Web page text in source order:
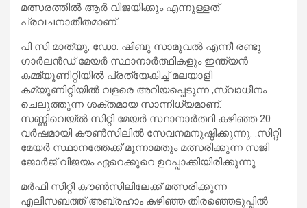
മത്സരത്തിൽ ആർ വിജയിക്കും എന്നുള്ളത്
പ്രവചനാതീതമാണ്.
പി സി മാത്യു, ഡോ. ഷിബു സാമുവൽ എന്നീ രണ്ടു
ഗാർലൻഡ് മേയർ സ്ഥാനാർത്ഥികളും ഇന്ത്യൻ
കമ്മ്യൂണിറ്റിയിൽ പ്രത്യേകിച്ച് മലയാളി
കമ്യൂണിറ്റിയിൽ വളരെ അറിയപ്പെടുന്ന ,സ്വാധീനം
ചെലുത്തുന്ന ശക്തമായ സാന്നിധ്യമാണ്.
സണ്ണിവെയ്ൽ സിറ്റി മേയർ സ്ഥാനാർത്ഥി കഴിഞ്ഞ 20
വർഷമായി കൗൺസിലിൽ സേവനമനുഷ്ഠിക്കുന്നു. .സിറ്റി
മേയർ സ്ഥാനത്തേക്ക് മൂന്നാമതും മത്സരിക്കുന്ന സജി
ജോർജ് വിജയം ഏറെക്കുറെ ഉറപ്പാക്കിയിരിക്കുന്നു
മർഫി സിറ്റി കൗൺസിലിലേക്ക് മത്സരിക്കുന്ന
എലിസബത്ത് അബ്രഹാം കഴിഞ്ഞ തിരഞ്ഞെടുപ്പിൽ